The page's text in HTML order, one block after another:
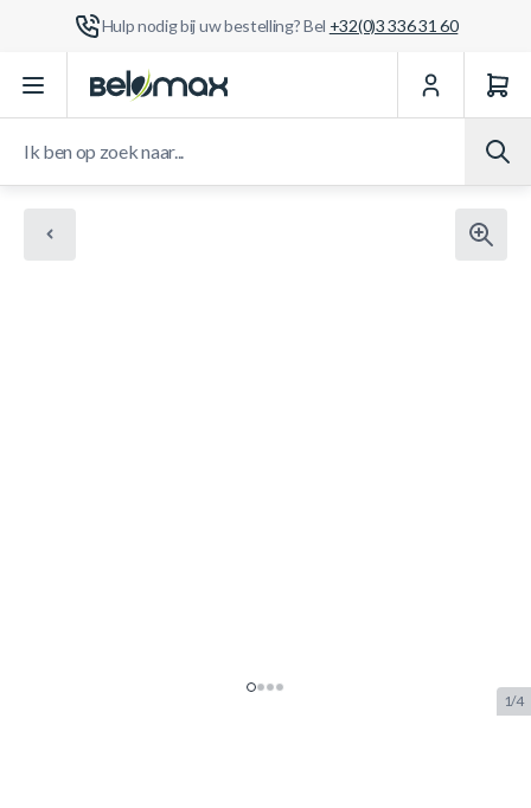
Hulp nodig bij uw bestelling? Bel +32(0)3 336 31 60
Ga naar de inhoud
1/4